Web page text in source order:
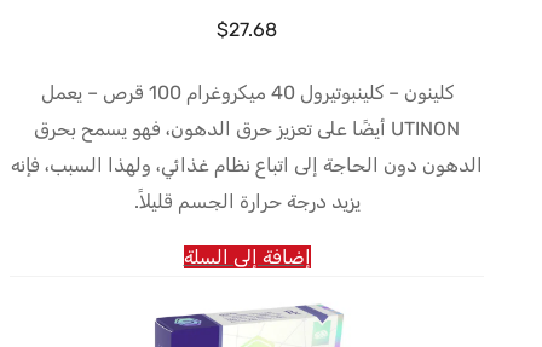
$27.68
كلينون – كلينبوتيرول 40 ميكروغرام 100 قرص – يعمل
UTINON أيضًا على تعزيز حرق الدهون، فهو يسمح بحرق
الدهون دون الحاجة إلى اتباع نظام غذائي، ولهذا السبب، فإنه
يزيد درجة حرارة الجسم قليلاً.
إضافة إلى السلة